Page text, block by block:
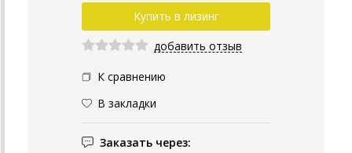
Купить в лизинг
добавить отзыв
К сравнению
В закладки
Заказать через: